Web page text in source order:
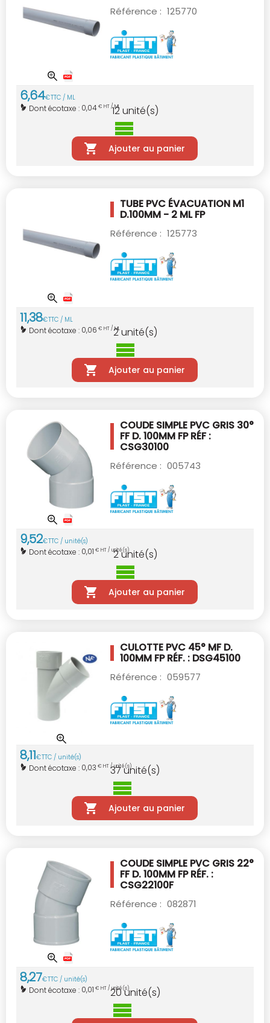
Référence : 125770
6,64€TTC / ML
Dont écotaxe : 0,04€ HT / ML
12unité(s)
Ajouter au panier
TUBE PVC ÉVACUATION M1
D.100MM - 2 MLFP
Référence : 125773
11,38€TTC / ML
Dont écotaxe : 0,06 € HT / ML
2unité(s)
Ajouter au panier
COUDE SIMPLE PVC GRIS 30°
FF D. 100MM FP RÉF :
CSG30100
Référence : 005743
9,52€TTC / unité(s)
Dont écotaxe : 0,01 € HT / unité(s)
2unité(s)
Ajouter au panier
CULOTTE PVC 45° MF D.
100MM FP RÉF. : DSG45100
Référence : 059577
8,11€TTC / unité(s)
Dont écotaxe : 0,03 € HT / unité(s)
37unité(s)
Ajouter au panier
COUDE SIMPLE PVC GRIS 22°
FF D. 100MM FP RÉF. :
CSG22100F
Référence : 082871
8,27€TTC / unité(s)
Dont écotaxe : 0,01 € HT / unité(s)
20unité(s)